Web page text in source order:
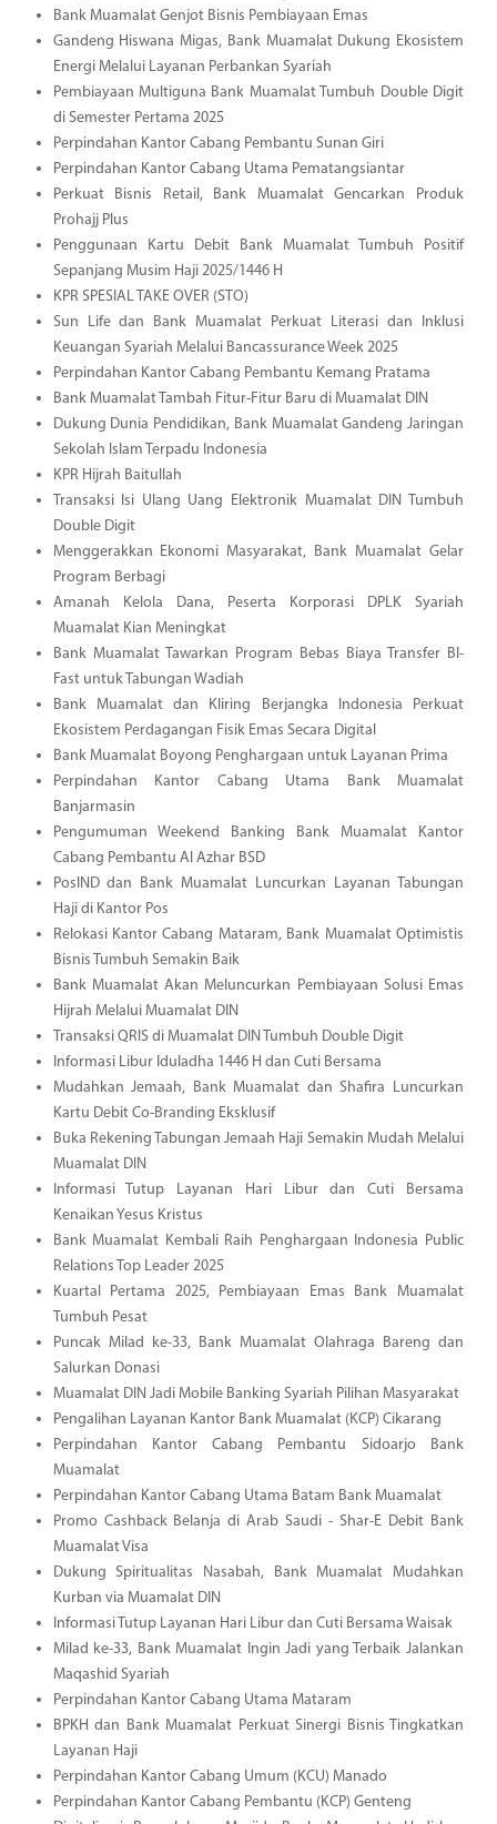
Bank Muamalat Genjot Bisnis Pembiayaan Emas
Gandeng Hiswana Migas, Bank Muamalat Dukung Ekosistem
Energi Melalui Layanan Perbankan Syariah
Pembiayaan Multiguna Bank Muamalat Tumbuh Double Digit
di Semester Pertama 2025
Perpindahan Kantor Cabang Pembantu Sunan Giri
Perpindahan Kantor Cabang Utama Pematangsiantar
Perkuat Bisnis Retail, Bank Muamalat Gencarkan Produk
Prohajj Plus
Penggunaan Kartu Debit Bank Muamalat Tumbuh Positif
Sepanjang Musim Haji 2025/1446 H
KPR SPESIAL TAKE OVER (STO)
Sun Life dan Bank Muamalat Perkuat Literasi dan Inklusi
Keuangan Syariah Melalui Bancassurance Week 2025
Perpindahan Kantor Cabang Pembantu Kemang Pratama
Bank Muamalat Tambah Fitur-Fitur Baru di Muamalat DIN
Dukung Dunia Pendidikan, Bank Muamalat Gandeng Jaringan
Sekolah Islam Terpadu Indonesia
KPR Hijrah Baitullah
Transaksi Isi Ulang Uang Elektronik Muamalat DIN Tumbuh
Double Digit
Menggerakkan Ekonomi Masyarakat, Bank Muamalat Gelar
Program Berbagi
Amanah Kelola Dana, Peserta Korporasi DPLK Syariah
Muamalat Kian Meningkat
Bank Muamalat Tawarkan Program Bebas Biaya Transfer BI-
Fast untuk Tabungan Wadiah
Bank Muamalat dan Kliring Berjangka Indonesia Perkuat
Ekosistem Perdagangan Fisik Emas Secara Digital
Bank Muamalat Boyong Penghargaan untuk Layanan Prima
Perpindahan Kantor Cabang Utama Bank Muamalat
Banjarmasin
Pengumuman Weekend Banking Bank Muamalat Kantor
Cabang Pembantu Al Azhar BSD
PosIND dan Bank Muamalat Luncurkan Layanan Tabungan
Haji di Kantor Pos
Relokasi Kantor Cabang Mataram, Bank Muamalat Optimistis
Bisnis Tumbuh Semakin Baik
Bank Muamalat Akan Meluncurkan Pembiayaan Solusi Emas
Hijrah Melalui Muamalat DIN
Transaksi QRIS di Muamalat DIN Tumbuh Double Digit
Informasi Libur Iduladha 1446 H dan Cuti Bersama
Mudahkan Jemaah, Bank Muamalat dan Shafira Luncurkan
Kartu Debit Co-Branding Eksklusif
Buka Rekening Tabungan Jemaah Haji Semakin Mudah Melalui
Muamalat DIN
Informasi Tutup Layanan Hari Libur dan Cuti Bersama
Kenaikan Yesus Kristus
Bank Muamalat Kembali Raih Penghargaan Indonesia Public
Relations Top Leader 2025
Kuartal Pertama 2025, Pembiayaan Emas Bank Muamalat
Tumbuh Pesat
Puncak Milad ke-33, Bank Muamalat Olahraga Bareng dan
Salurkan Donasi
Muamalat DIN Jadi Mobile Banking Syariah Pilihan Masyarakat
Pengalihan Layanan Kantor Bank Muamalat (KCP) Cikarang
Perpindahan Kantor Cabang Pembantu Sidoarjo Bank
Muamalat
Perpindahan Kantor Cabang Utama Batam Bank Muamalat
Promo Cashback Belanja di Arab Saudi - Shar-E Debit Bank
Muamalat Visa
Dukung Spiritualitas Nasabah, Bank Muamalat Mudahkan
Kurban via Muamalat DIN
Informasi Tutup Layanan Hari Libur dan Cuti Bersama Waisak
Milad ke-33, Bank Muamalat Ingin Jadi yang Terbaik Jalankan
Maqashid Syariah
Perpindahan Kantor Cabang Utama Mataram
BPKH dan Bank Muamalat Perkuat Sinergi Bisnis Tingkatkan
Layanan Haji
Perpindahan Kantor Cabang Umum (KCU) Manado
Perpindahan Kantor Cabang Pembantu (KCP) Genteng